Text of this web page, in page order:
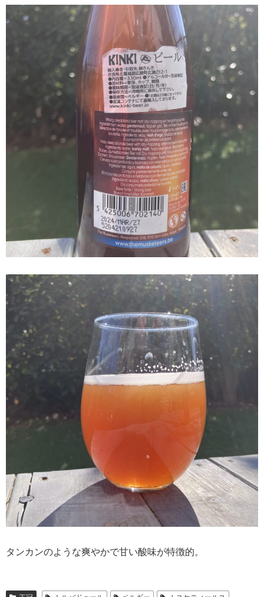
タンカンのような爽やかで甘い酸味が特徴的。